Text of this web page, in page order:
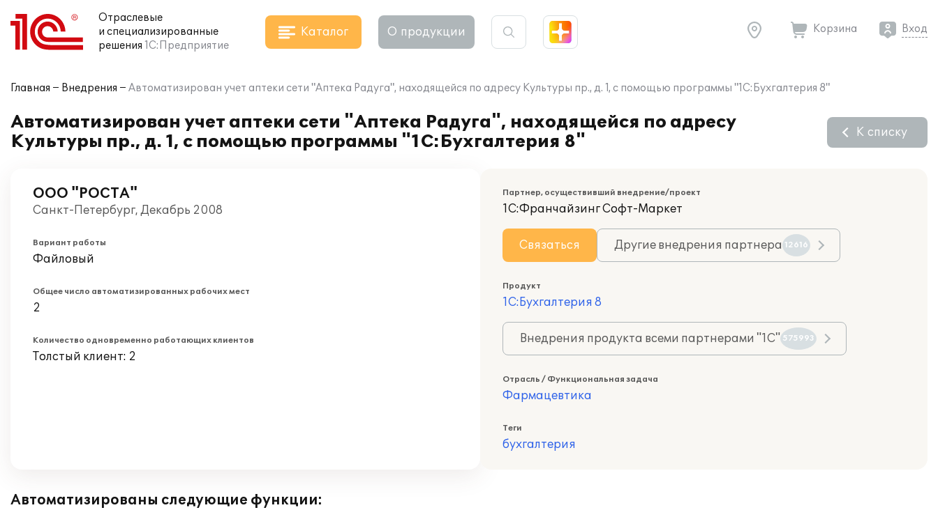
Отраслевые
и специализированные
решения 1С:Предприятие
Каталог О продукции Корзина Вход
Главная Внедрения Автоматизирован учет аптеки сети "Аптека Радуга", находящейся по адресу Культуры пр., д. 1, с помощью программы "1С:Бухгалтерия 8"
Автоматизирован учет аптеки сети "Аптека Радуга", находящейся по адресу
Культуры пр., д. 1, с помощью программы "1С:Бухгалтерия 8"
К списку
ООО "РОСТА"
Санкт-Петербург, Декабрь 2008
Вариант работы
Файловый
Общее число автоматизированных рабочих мест
2
Количество одновременно работающих клиентов
Толстый клиент: 2
Партнер, осуществивший внедрение/проект
1С:Франчайзинг Софт-Маркет
Связаться Другие внедрения партнера 12616
Продукт
1С:Бухгалтерия 8
Внедрения продукта всеми партнерами "1С" 575993
Отрасль / Функциональная задача
Фармацевтика
Теги
бухгалтерия
Автоматизированы следующие функции: